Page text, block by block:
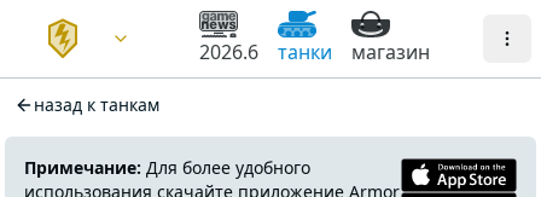
2026.6 танки магазин
назад к танкам
Примечание: Для более удобного
использования скачайте приложение Armor